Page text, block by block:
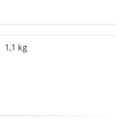
1,1 kg